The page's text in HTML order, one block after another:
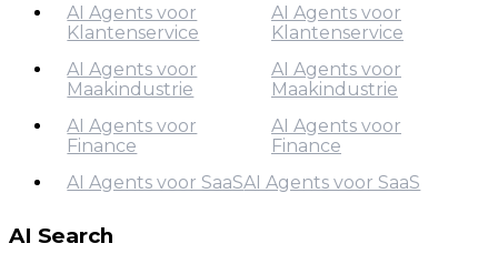
AI Agents voor
Marketing
AI Agents voor
Klantenservice
AI Agents voor
Klantenservice
AI Agents voor
Klantenservice
AI Agents voor
Maakindustrie
AI Agents voor
Maakindustrie
AI Agents voor
Maakindustrie
AI Agents voor
Finance
Finance
AI Agents voor
Finance
AI Agents voor SaaS
AI Agents voor SaaS
AI Agents voor SaaS
AI Search